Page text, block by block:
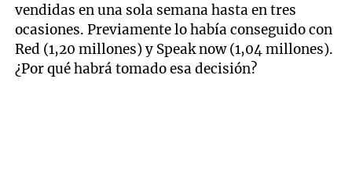
vendidas en una sola semana hasta en tres
ocasiones. Previamente lo había conseguido con
Red (1,20 millones) y Speak now (1,04 millones).
¿Por qué habrá tomado esa decisión?